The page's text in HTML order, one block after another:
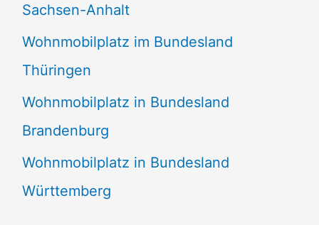
Sachsen-Anhalt
Wohnmobilplatz im Bundesland
Thüringen
Wohnmobilplatz in Bundesland
Brandenburg
Wohnmobilplatz in Bundesland
Württemberg